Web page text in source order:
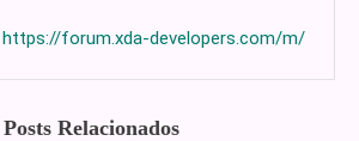
https://forum.xda-developers.com/m/
Posts Relacionados